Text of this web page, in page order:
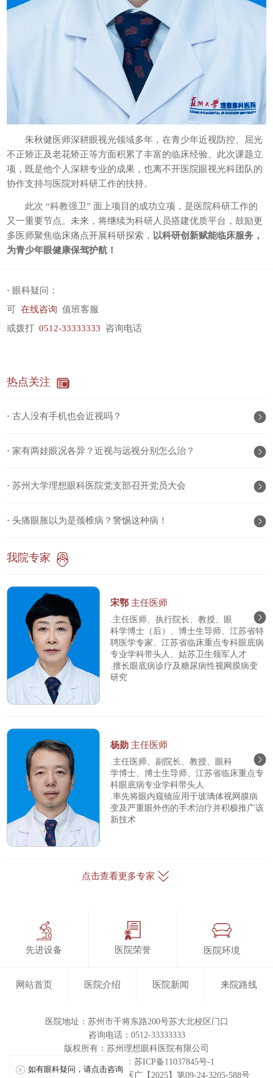
朱秋健医师深耕眼视光领域多年，在青少年近视防控、屈光
不正矫正及老花矫正等方面积累了丰富的临床经验。此次课题立
项，既是他个人深耕专业的成果，也离不开医院眼视光科团队的
协作支持与医院对科研工作的扶持。
此次 “科教强卫” 面上项目的成功立项，是医院科研工作的
又一重要节点。未来，将继续为科研人员搭建优质平台，鼓励更
多医师聚焦临床痛点开展科研探索， 以科研创新赋能临床服务，
为青少年眼健康保驾护航！
· 眼科疑问：
可在线咨询 值班客服
或拨打0512-33333333 咨询电话
热点关注
·古人没有手机也会近视吗？
·家有两娃眼况各异？近视与远视分别怎么治？
·苏州大学理想眼科医院党支部召开党员大会
·头痛眼胀以为是颈椎病？警惕这种病！
我院专家
宋鄂 主任医师
.主任医师、执行院长、教授、眼
科学博士（后）、博士生导师、江苏省特
聘医学专家、江苏省临床重点专科眼底病
专业学科带头人、姑苏卫生领军人才
.擅长眼底病诊疗及糖尿病性视网膜病变
研究
杨勋 主任医师
.主任医师、副院长、教授、眼科
学博士、博士生导师、江苏省临床重点专
科眼底病专业学科带头人
.率先将眼内窥镜应用于玻璃体视网膜病
变及严重眼外伤的手术治疗并积极推广该
新技术
点击查看更多专家
先进设备 医院荣誉 医院环境
网站首页 医院介绍 医院新闻 来院路线
医院地址：苏州市干将东路200号苏大北校区门口
咨询电话：0512-33333333
版权所有： 苏州理想眼科医院有限公司
ICP备案/许可证号：苏ICP备11037845号-1
医疗广告审查证明文号：苏医广【2025】第09-24-3205-588号
如有眼科疑问，请点击咨询